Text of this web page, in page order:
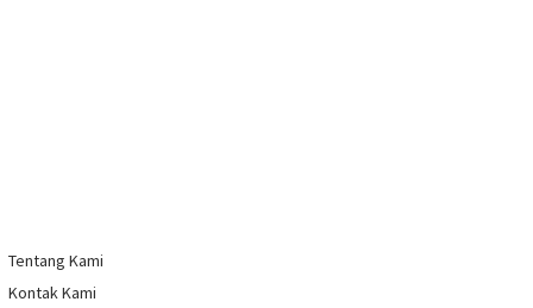
Tentang Kami
Kontak Kami